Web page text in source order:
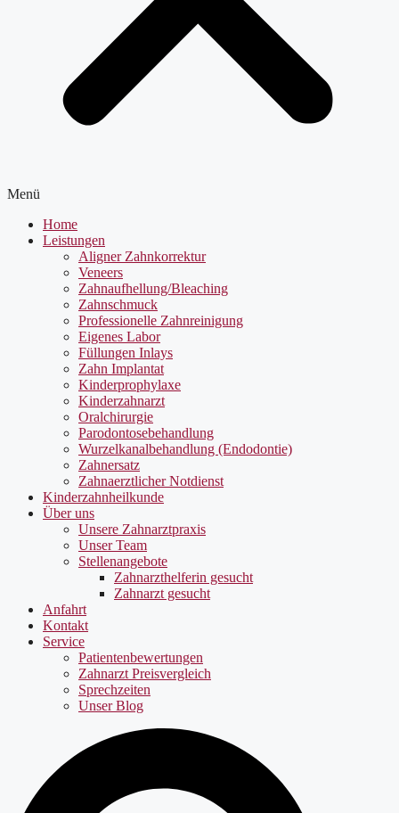
Menü
Home
Leistungen
Aligner Zahnkorrektur
Veneers
Zahnaufhellung/Bleaching
Zahnschmuck
Professionelle Zahnreinigung
Eigenes Labor
Füllungen Inlays
Zahn Implantat
Kinderprophylaxe
Kinderzahnarzt
Oralchirurgie
Parodontosebehandlung
Wurzelkanalbehandlung (Endodontie)
Zahnersatz
Zahnaerztlicher Notdienst
Kinderzahnheilkunde
Über uns
Unsere Zahnarztpraxis
Unser Team
Stellenangebote
Zahnarzthelferin gesucht
Zahnarzt gesucht
Anfahrt
Kontakt
Service
Patientenbewertungen
Zahnarzt Preisvergleich
Sprechzeiten
Unser Blog